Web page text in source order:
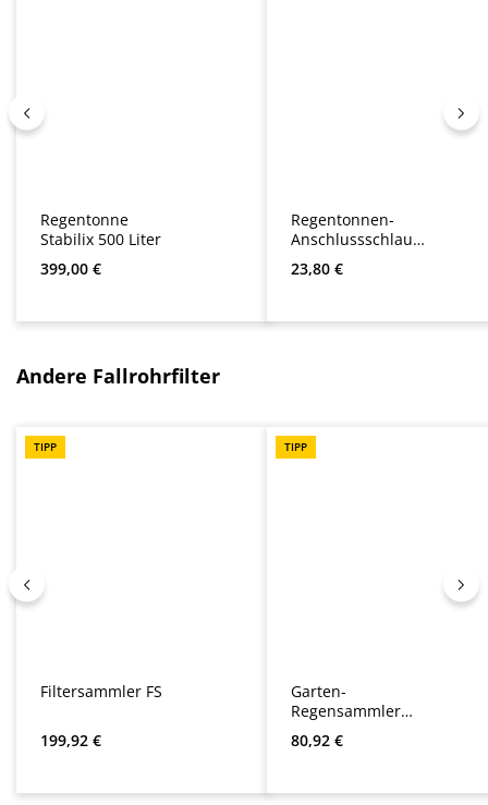
Regentonne
Stabilix 500 Liter
Regulärer Preis:
399,00 €
Regentonnen-
Anschlussschlauc
h 0,75 m
Regulärer Preis:
23,80 €
Produktgalerie überspringen
Andere Fallrohrfilter
TIPP
Filtersammler FS
Regulärer Preis:
199,92 €
TIPP
Garten-
Regensammler
GRS
Regulärer Preis:
80,92 €